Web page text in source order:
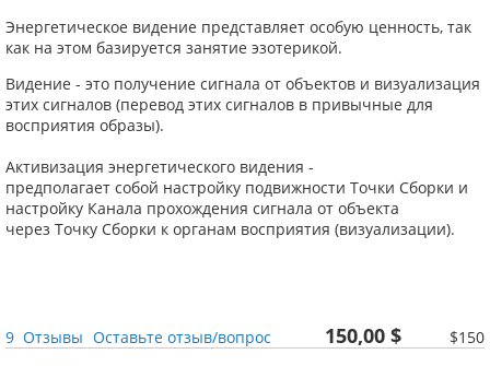
Энергетическое видение представляет особую ценность, так
как на этом базируется занятие эзотерикой.
Видение - это получение сигнала от объектов и визуализация
этих сигналов (перевод этих сигналов в привычные для
восприятия образы).
Активизация энергетического видения -
предполагает собой настройку подвижности Точки Сборки и
настройку Канала прохождения сигнала от объекта
через Точку Сборки к органам восприятия (визуализации).
9 Отзывы Оставьте отзыв/вопрос 150,00 $ $150